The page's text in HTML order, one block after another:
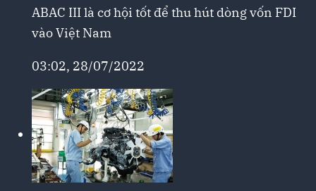
ABAC III là cơ hội tốt để thu hút dòng vốn FDI
vào Việt Nam
03:02, 28/07/2022